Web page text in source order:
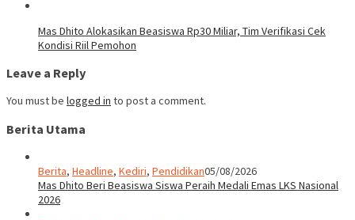
Mas Dhito Alokasikan Beasiswa Rp30 Miliar, Tim Verifikasi Cek
Kondisi Riil Pemohon
Leave a Reply
You must be logged in to post a comment.
Berita Utama
Berita, Headline, Kediri, Pendidikan05/08/2026
Mas Dhito Beri Beasiswa Siswa Peraih Medali Emas LKS Nasional
2026